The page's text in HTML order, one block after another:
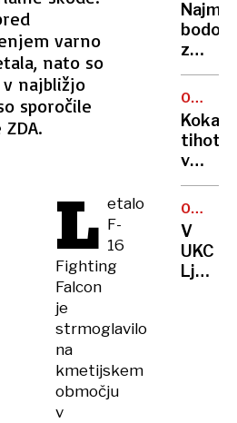
varno
nato so
najbližjo
sporočile
L etalo
F-
16
Fighting
Falcon
je
strmoglavilo
na
kmetijskem
območju
v
ljudje,
zaradi
snega
še
vedno
od
bodo
z
v
novo
leto
OD
PETKA
DO
PETKA
Kokain
v
krstah
in
ukradli
V
UKC